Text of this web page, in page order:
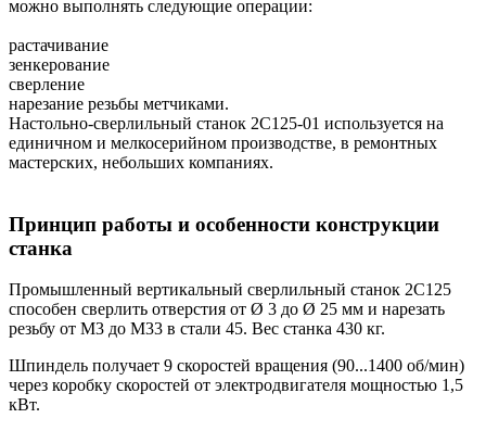
можно выполнять следующие операции:
растачивание
зенкерование
сверление
нарезание резьбы метчиками.
Настольно-сверлильный станок 2С125-01 используется на
единичном и мелкосерийном производстве, в ремонтных
мастерских, небольших компаниях.
Принцип работы и особенности конструкции
станка
Промышленный вертикальный сверлильный станок 2С125
способен сверлить отверстия от Ø 3 до Ø 25 мм и нарезать
резьбу от М3 до М33 в стали 45. Вес станка 430 кг.
Шпиндель получает 9 скоростей вращения (90...1400 об/мин)
через коробку скоростей от электродвигателя мощностью 1,5
кВт.